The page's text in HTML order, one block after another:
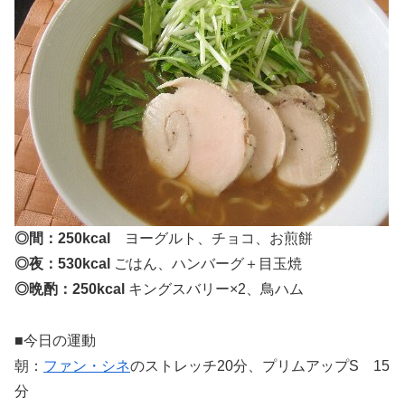
◎間：250kcal
ヨーグルト、チョコ、お煎餅
◎夜：530kcal ごはん、ハンバーグ＋目玉焼
◎晩酌：250kcal キングスバリー×2、鳥ハム
■今日の運動
朝： ファン・シネのストレッチ20分、プリムアップS 15
分